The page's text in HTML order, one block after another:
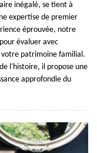
inégalé, se tient à
expertise de premier
éprouvée, notre
évaluer avec
votre patrimoine familial.
l'histoire, il propose une
approfondie du